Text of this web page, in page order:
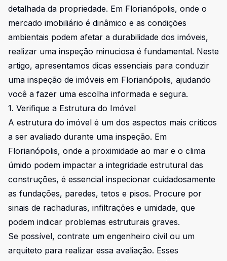
detalhada da propriedade. Em Florianópolis, onde o
mercado imobiliário é dinâmico e as condições
ambientais podem afetar a durabilidade dos imóveis,
realizar uma inspeção minuciosa é fundamental. Neste
artigo, apresentamos dicas essenciais para conduzir
uma inspeção de imóveis em Florianópolis, ajudando
você a fazer uma escolha informada e segura.
1. Verifique a Estrutura do Imóvel
A estrutura do imóvel é um dos aspectos mais críticos
a ser avaliado durante uma inspeção. Em
Florianópolis, onde a proximidade ao mar e o clima
úmido podem impactar a integridade estrutural das
construções, é essencial inspecionar cuidadosamente
as fundações, paredes, tetos e pisos. Procure por
sinais de rachaduras, infiltrações e umidade, que
podem indicar problemas estruturais graves.
Se possível, contrate um engenheiro civil ou um
arquiteto para realizar essa avaliação. Esses